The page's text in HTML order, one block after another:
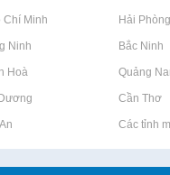
Chí Minh Rao vặt tại Hải Phòng
Ninh Rao vặt tại Bắc Ninh
Hoà Rao vặt tại Quảng
Rao vặt tại Cần Thơ
Rao vặt tại Các tỉnh